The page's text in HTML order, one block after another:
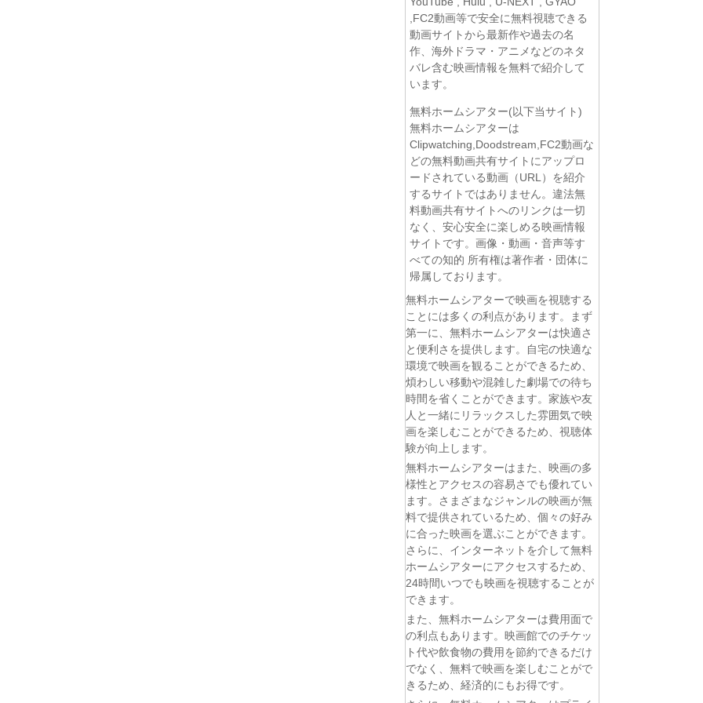
,FC2動画等で安全に無料視聴できる
動画サイトから最新作や過去の名
作、海外ドラマ・アニメなどのネタ
バレ含む映画情報を無料で紹介して
います。
無料ホームシアター(以下当サイト)
無料ホームシアターは
Clipwatching,Doodstream,FC2動画な
どの無料動画共有サイトにアップロ
ードされている動画（URL）を紹介
するサイトではありません。違法無
料動画共有サイトへのリンクは一切
なく、安心安全に楽しめる映画情報
サイトです。画像・動画・音声等す
べての知的 所有権は著作者・団体に
帰属しております。
無料ホームシアターで映画を視聴する
ことには多くの利点があります。まず
第一に、無料ホームシアターは快適さ
と便利さを提供します。自宅の快適な
環境で映画を観ることができるため、
煩わしい移動や混雑した劇場での待ち
時間を省くことができます。家族や友
人と一緒にリラックスした雰囲気で映
画を楽しむことができるため、視聴体
験が向上します。
無料ホームシアターはまた、映画の多
様性とアクセスの容易さでも優れてい
ます。さまざまなジャンルの映画が無
料で提供されているため、個々の好み
に合った映画を選ぶことができます。
さらに、インターネットを介して無料
ホームシアターにアクセスするため、
24時間いつでも映画を視聴することが
できます。
また、無料ホームシアターは費用面で
の利点もあります。映画館でのチケッ
ト代や飲食物の費用を節約できるだけ
でなく、無料で映画を楽しむことがで
きるため、経済的にもお得です。